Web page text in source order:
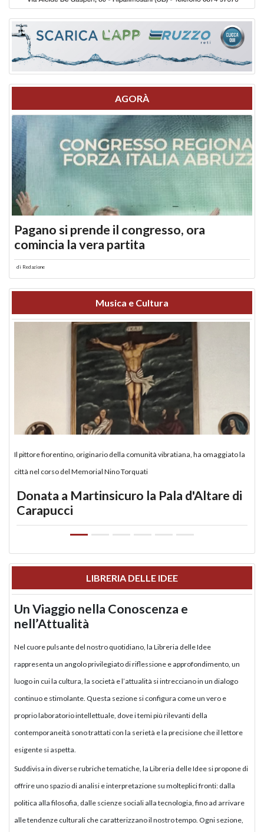
AGORÀ
Pagano si prende il congresso, ora
comincia la vera partita
di Redazione
Musica e Cultura
Il pittore fiorentino, originario della comunità vibratiana, ha omaggiato la
città nel corso del Memorial Nino Torquati
Donata a Martinsicuro la Pala d'Altare di
Carapucci
LIBRERIA DELLE IDEE
Un Viaggio nella Conoscenza e
nell’Attualità
Nel cuore pulsante del nostro quotidiano, la Libreria delle Idee
rappresenta un angolo privilegiato di riflessione e approfondimento, un
luogo in cui la cultura, la società e l’attualità si intrecciano in un dialogo
continuo e stimolante. Questa sezione si configura come un vero e
proprio laboratorio intellettuale, dove i temi più rilevanti della
contemporaneità sono trattati con la serietà e la precisione che il lettore
esigente si aspetta.
Suddivisa in diverse rubriche tematiche, la Libreria delle Idee si propone di
offrire uno spazio di analisi e interpretazione su molteplici fronti: dalla
politica alla filosofia, dalle scienze sociali alla tecnologia, fino ad arrivare
alle tendenze culturali che caratterizzano il nostro tempo. Ogni sezione,